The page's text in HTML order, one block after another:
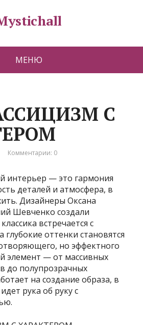
МЕНЮ
С
Комментарии: 0
интерьер — это гармония
деталей и атмосфера, в
Дизайнеры Оксана
Шевченко создали
встречается с
оттенки становятся
но эффектного
элемент — от массивных
до полупрозрачных
на создание образа, в
рука об руку с